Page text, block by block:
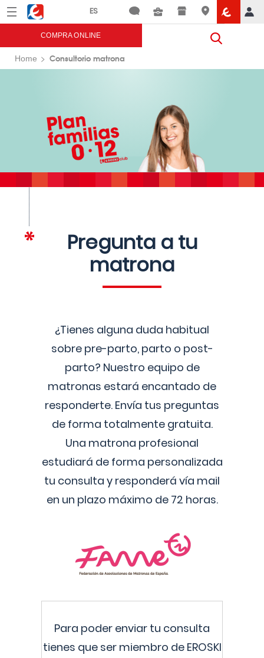
Menú Eroski
COMPRA ONLINE
Home Consultorio matrona
Pregunta a tu
matrona
¿Tienes alguna duda habitual
sobre pre-parto, parto o post-
parto? Nuestro equipo de
matronas estará encantado de
responderte. Envía tus preguntas
de forma totalmente gratuita.
Una matrona profesional
estudiará de forma personalizada
tu consulta y responderá vía mail
en un plazo máximo de 72 horas.
Para poder enviar tu consulta
tienes que ser miembro de EROSKI